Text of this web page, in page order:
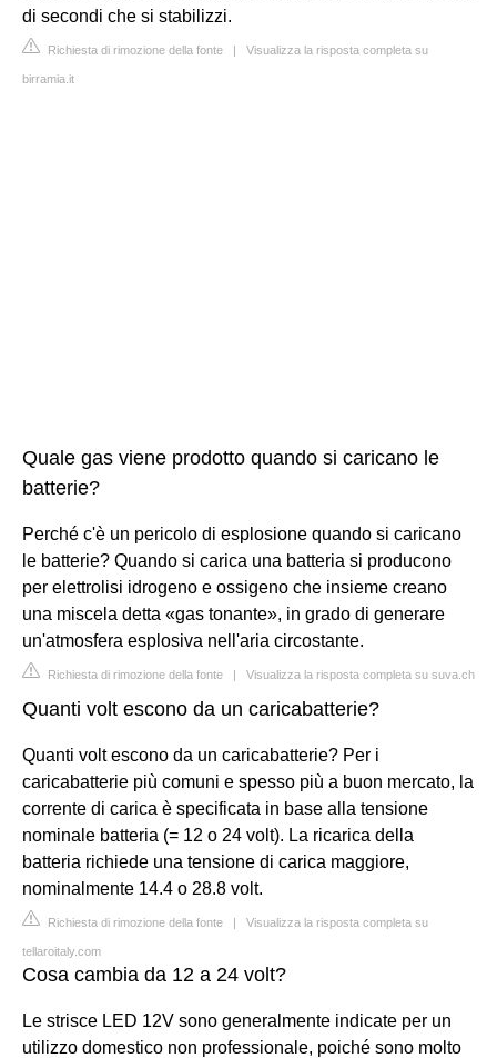
di secondi che si stabilizzi.
Richiesta di rimozione della fonte | Visualizza la risposta completa su
birramia.it
Quale gas viene prodotto quando si caricano le
batterie?
Perché c'è un pericolo di esplosione quando si caricano
le batterie? Quando si carica una batteria si producono
per elettrolisi idrogeno e ossigeno che insieme creano
una miscela detta «gas tonante», in grado di generare
un'atmosfera esplosiva nell'aria circostante.
Richiesta di rimozione della fonte | Visualizza la risposta completa su suva.ch
Quanti volt escono da un caricabatterie?
Quanti volt escono da un caricabatterie? Per i
caricabatterie più comuni e spesso più a buon mercato, la
corrente di carica è specificata in base alla tensione
nominale batteria (= 12 o 24 volt). La ricarica della
batteria richiede una tensione di carica maggiore,
nominalmente 14.4 o 28.8 volt.
Richiesta di rimozione della fonte | Visualizza la risposta completa su
tellaroitaly.com
Cosa cambia da 12 a 24 volt?
Le strisce LED 12V sono generalmente indicate per un
utilizzo domestico non professionale, poiché sono molto